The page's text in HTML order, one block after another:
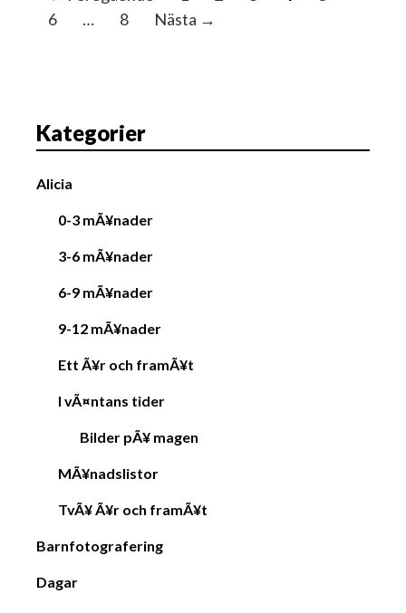
s
a
6
… 8 Nästa →
Kategorier
Alicia
0-3 mÃ¥nader
3-6 mÃ¥nader
6-9 mÃ¥nader
9-12 mÃ¥nader
Ett Ã¥r och framÃ¥t
I vÃ¤ntans tider
Bilder pÃ¥ magen
MÃ¥nadslistor
TvÃ¥ Ã¥r och framÃ¥t
Barnfotografering
Dagar